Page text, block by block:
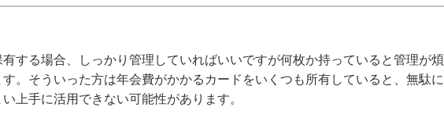
する場合、しっかり管理していればいいですが何枚か持っていると管理が煩
。そういった方は年会費がかかるカードをいくつも所有していると、無駄に
上手に活用できない可能性があります。